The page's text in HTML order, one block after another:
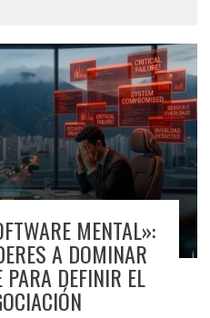
MENTAL»:
A DOMINAR
DEFINIR EL